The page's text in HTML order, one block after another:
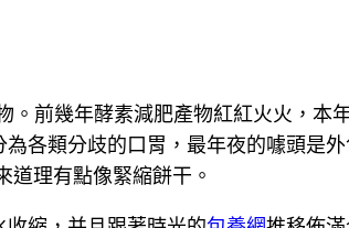
幾年酵素減肥產物紅紅火火，本
各類分歧的口胃，最年夜的噱頭是
道理有點像緊縮餅干。